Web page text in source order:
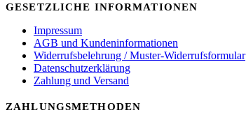
GESETZLICHE INFORMATIONEN
Impressum
AGB und Kundeninformationen
Widerrufsbelehrung / Muster-Widerrufsformular
Datenschutzerklärung
Zahlung und Versand
ZAHLUNGSMETHODEN